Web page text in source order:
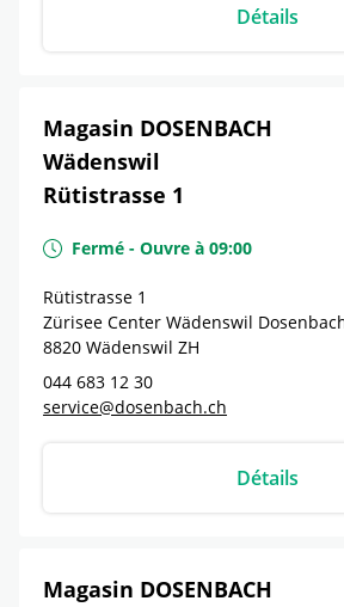
Détails
Magasin DOSENBACH
Wädenswil
Rütistrasse 1
Fermé - Ouvre à 09:00
Rütistrasse 1
Zürisee Center Wädenswil
8820 Wädenswil ZH
044 683 12 30
service@dosenbach.ch
Détails
Magasin DOSENBACH